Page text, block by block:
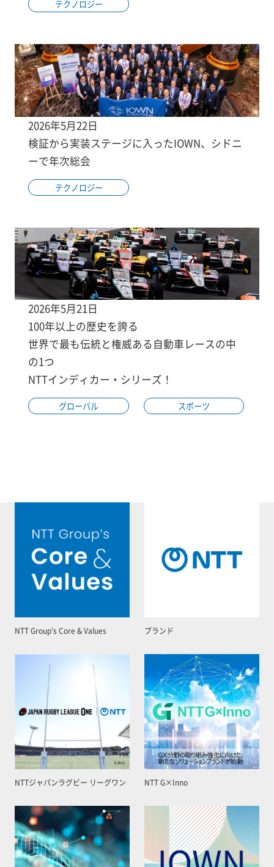
テクノロジー
2026年5月22日
検証から実装ステージに入ったIOWN、シドニ
ーで年次総会
テクノロジー
2026年5月21日
100年以上の歴史を誇る
世界で最も伝統と権威ある自動車レースの中
の1つ
NTTインディカー・シリーズ！
グローバル スポーツ
NTT Group’s Core & Values ブランド
NTTジャパンラグビー リーグワン NTT G×Inno